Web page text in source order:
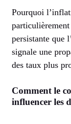
Pourquoi
persistante que
signale une
des taux plus
Comment le
influencer les